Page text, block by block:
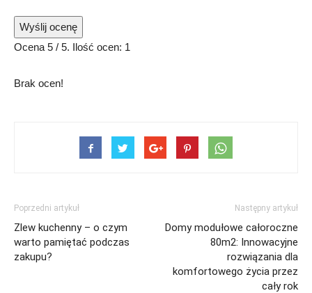
Wyślij ocenę
Ocena 5 / 5. Ilość ocen: 1
Brak ocen!
Poprzedni artykuł
Zlew kuchenny – o czym
warto pamiętać podczas
zakupu?
Następny artykuł
Domy modułowe całoroczne
80m2: Innowacyjne
rozwiązania dla
komfortowego życia przez
cały rok